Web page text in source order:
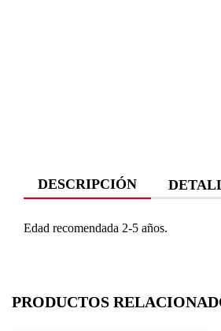
DESCRIPCIÓN
Edad recomendada 2-5 años.
PRODUCTOS